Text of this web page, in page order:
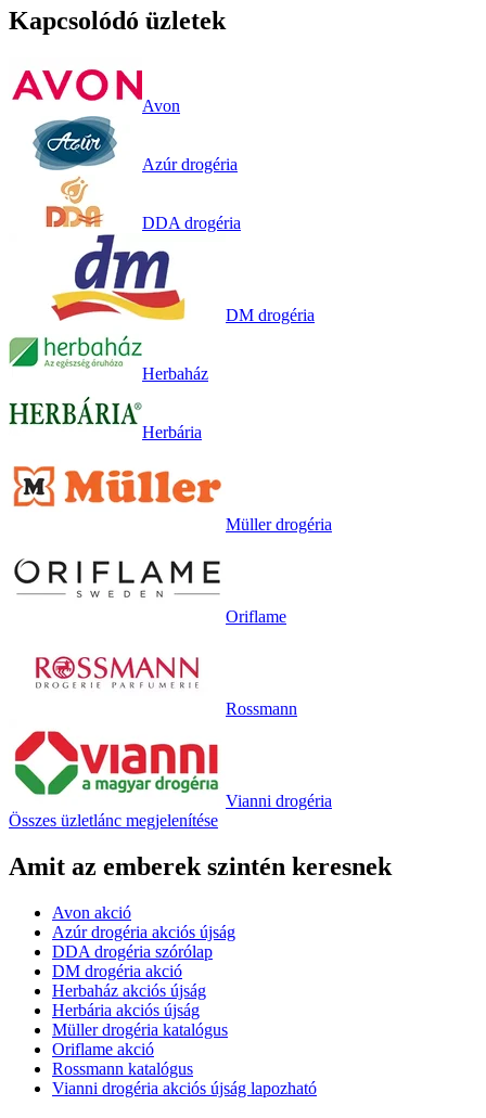
Kapcsolódó üzletek
Avon
Azúr drogéria
DDA drogéria
DM drogéria
Herbaház
Herbária
Müller drogéria
Oriflame
Rossmann
Vianni drogéria
Összes üzletlánc megjelenítése
Amit az emberek szintén keresnek
Avon akció
Azúr drogéria akciós újság
DDA drogéria szórólap
DM drogéria akció
Herbaház akciós újság
Herbária akciós újság
Müller drogéria katalógus
Oriflame akció
Rossmann katalógus
Vianni drogéria akciós újság lapozható